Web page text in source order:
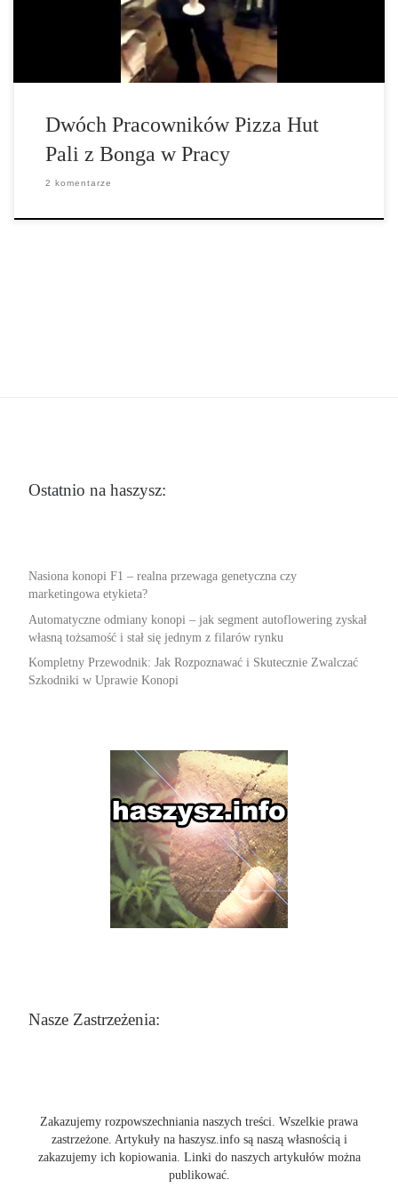
narkotykowe ekscesy w pracy, […]
Dwóch Pracowników Pizza Hut
Pali z Bonga w Pracy
2 komentarze
Ostatnio na haszysz:
Nasiona konopi F1 – realna przewaga genetyczna czy
marketingowa etykieta?
Automatyczne odmiany konopi – jak segment autoflowering zyskał
własną tożsamość i stał się jednym z filarów rynku
Kompletny Przewodnik: Jak Rozpoznawać i Skutecznie Zwalczać
Szkodniki w Uprawie Konopi
Nasze Zastrzeżenia:
Zakazujemy rozpowszechniania naszych treści. Wszelkie prawa
zastrzeżone. Artykuły na haszysz.info są naszą własnością i
zakazujemy ich kopiowania. Linki do naszych artykułów można
publikować.